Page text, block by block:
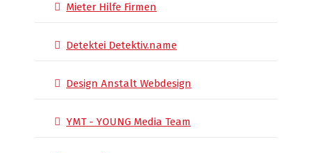
Mieter Hilfe Firmen
Detektei Detektiv.name
Design Anstalt Webdesign
YMT - YOUNG Media Team